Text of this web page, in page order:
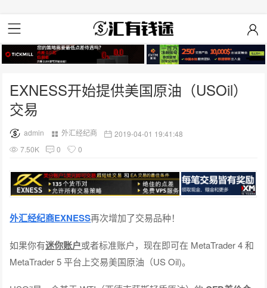
EXNESS开始提供美国原油（USOil）
交易
admin 外汇经纪商
2019-04-01 19:41:48
7.50K
0 0
外汇经纪商EXNESS再次增加了交易品种！
如果你有迷你账户或者标准账户，现在即可在 MetaTrader 4 和
MetaTrader 5 平台上交易美国原油（US Oil)。